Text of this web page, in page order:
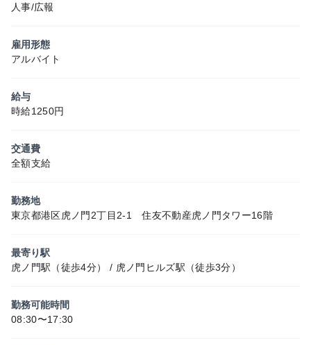
人事/広報
雇用形態
アルバイト
給与
時給1250円
交通費
全額支給
勤務地
東京都港区虎ノ門2丁目2-1 住友不動産虎ノ門タワー16階
最寄り駅
虎ノ門駅（徒歩4分） / 虎ノ門ヒルズ駅（徒歩3分）
勤務可能時間
08:30〜17:30